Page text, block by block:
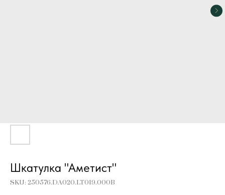
Шкатулка "Аметист"
SKU: 250576.DA020.LT019.000B